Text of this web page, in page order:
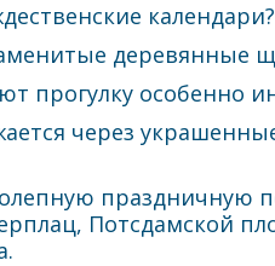
календари?
деревянные
прогулку особенно
через
праздничную
Потсдамской